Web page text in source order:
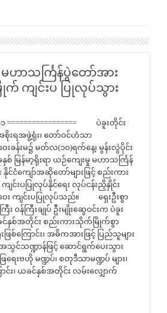
မဟာသင်္ကြန်ပွဲတော်အား
က် ကျင်းပ ပြုလုပ်သွား
================= ပဲခူးတိုင်း
စိုးရအဖွဲ့ရုံး၊ တော်ဝင်ဟံသာ
ခန်းမ၌ မတ်လ(၁၀)ရက်နေ့၊ မွန်းလွဲပိုင်း
စ် မြန်မာ့ရိုးရာ ယဉ်ကျေးမှု မဟာသင်္ကြန်
င်ငံကျော်အဆိုတော်များဖြင့် စည်းကား
င်းပပြုလုပ်နိုင်ရေး လုပ်ငန်းညှိနှိုင်း
း ကျင်းပပြုလုပ်သည်။ ရှေးဦးစွာ
း ဝန်ကြီးချုပ် ဦးမျိုးဆွေဝင်းက ပဲခူး
ခင်နှစ်အတိုင်း စည်းကားသိုက်မြိုက်စွာ
စ်ကြောင်း၊ အဓိကအားဖြင့် ပြည်သူများ
သွင်သဏ္ဍာန်ဖြင့် ဆောင်ရွက်ပေးသွား
ေးဗဟို မဏ္ဍပ်၊ စတုဒီသာမဏ္ဍပ် များ၊
ာင်း၊ ယခင်နှစ်အတိုင်း လမ်းလျှောက်